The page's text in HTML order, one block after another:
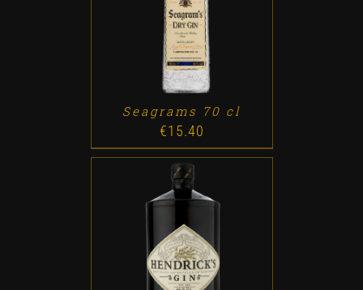
ADD TO CART / DETALLES
Seagrams 70 cl
€15.40
ADD TO CART / DETALLES